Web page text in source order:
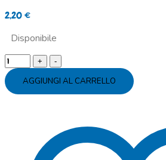
2,20€
Disponibile
Candela
arcobaleno
numeroAGGIUNGI AL CARRELLO